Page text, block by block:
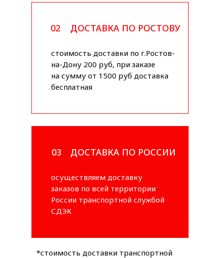
ДОСТАВКА ПО РОСТОВУ
02
стоимость доставки по г.Ростов-
на-Дону 200 руб, при заказе
на сумму от 1500 руб доставка
бесплатная
ДОСТАВКА ПО РОССИИ
03
осуществляем доставку
заказов по всей территории
России транспортной службой
СДЭК
*стоимость доставки транспортной